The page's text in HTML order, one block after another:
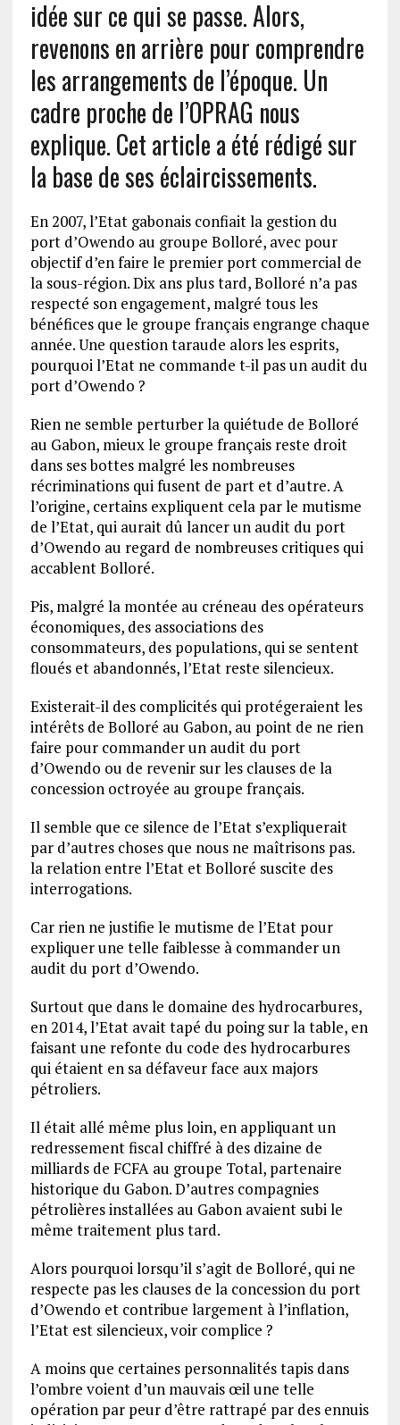
idée sur ce qui se passe. Alors,
revenons en arrière pour comprendre
les arrangements de l’époque. Un
cadre proche de l’OPRAG nous
explique. Cet article a été rédigé sur
la base de ses éclaircissements.
En 2007, l’Etat gabonais confiait la gestion du
port d’Owendo au groupe Bolloré, avec pour
objectif d’en faire le premier port commercial de
la sous-région. Dix ans plus tard, Bolloré n’a pas
respecté son engagement, malgré tous les
bénéfices que le groupe français engrange chaque
année. Une question taraude alors les esprits,
pourquoi l’Etat ne commande t-il pas un audit du
port d’Owendo ?
Rien ne semble perturber la quiétude de Bolloré
au Gabon, mieux le groupe français reste droit
dans ses bottes malgré les nombreuses
récriminations qui fusent de part et d’autre. A
l’origine, certains expliquent cela par le mutisme
de l’Etat, qui aurait dû lancer un audit du port
d’Owendo au regard de nombreuses critiques qui
accablent Bolloré.
Pis, malgré la montée au créneau des opérateurs
économiques, des associations des
consommateurs, des populations, qui se sentent
floués et abandonnés, l’Etat reste silencieux.
Existerait-il des complicités qui protégeraient les
intérêts de Bolloré au Gabon, au point de ne rien
faire pour commander un audit du port
d’Owendo ou de revenir sur les clauses de la
concession octroyée au groupe français.
Il semble que ce silence de l’Etat s’expliquerait
par d’autres choses que nous ne maîtrisons pas.
la relation entre l’Etat et Bolloré suscite des
interrogations.
Car rien ne justifie le mutisme de l’Etat pour
expliquer une telle faiblesse à commander un
audit du port d’Owendo.
Surtout que dans le domaine des hydrocarbures,
en 2014, l’Etat avait tapé du poing sur la table, en
faisant une refonte du code des hydrocarbures
qui étaient en sa défaveur face aux majors
pétroliers.
Il était allé même plus loin, en appliquant un
redressement fiscal chiffré à des dizaine de
milliards de FCFA au groupe Total, partenaire
historique du Gabon. D’autres compagnies
pétrolières installées au Gabon avaient subi le
même traitement plus tard.
Alors pourquoi lorsqu’il s’agit de Bolloré, qui ne
respecte pas les clauses de la concession du port
d’Owendo et contribue largement à l’inflation,
l’Etat est silencieux, voir complice ?
A moins que certaines personnalités tapis dans
l’ombre voient d’un mauvais œil une telle
opération par peur d’être rattrapé par des ennuis